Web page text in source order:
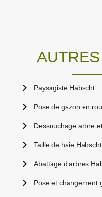
Paysagiste Habscht
Pose de gazon en
Dessouchage arbre
Taille de haie Habscht
Abattage d'arbres
Pose et changement